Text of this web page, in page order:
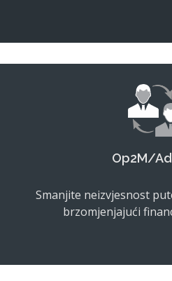
Op2M/
Smanjite neizvjesnost
brzomjenjajući